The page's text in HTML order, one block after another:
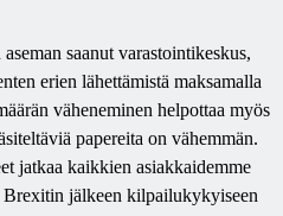
saanut varastointikeskus,
erien lähettämistä maksamalla
väheneminen helpottaa myös
papereita on vähemmän.
jatkaa kaikkien asiakkaidemme
jälkeen kilpailukykyiseen